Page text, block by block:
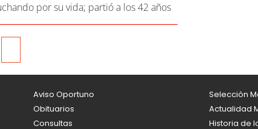
por su vida; partió a los 42 años
Aviso Oportuno
Obituarios
Consultas
Selección
Actualidad
Historia de